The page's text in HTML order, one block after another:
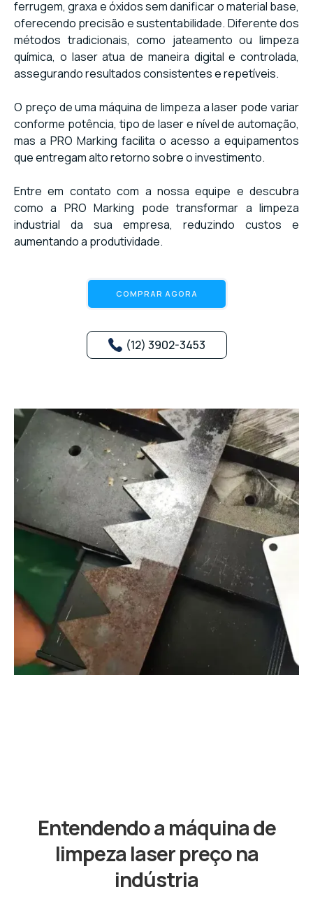
ferrugem, graxa e óxidos sem danificar o material base,
oferecendo precisão e sustentabilidade. Diferente dos
métodos tradicionais, como jateamento ou limpeza
química, o laser atua de maneira digital e controlada,
assegurando resultados consistentes e repetíveis.
O preço de uma máquina de limpeza a laser pode variar
conforme potência, tipo de laser e nível de automação,
mas a PRO Marking facilita o acesso a equipamentos
que entregam alto retorno sobre o investimento.
Entre em contato com a nossa equipe e descubra
como a PRO Marking pode transformar a limpeza
industrial da sua empresa, reduzindo custos e
aumentando a produtividade.
COMPRAR AGORA
(12) 3902-3453
Entendendo a máquina de
limpeza laser preço na
indústria